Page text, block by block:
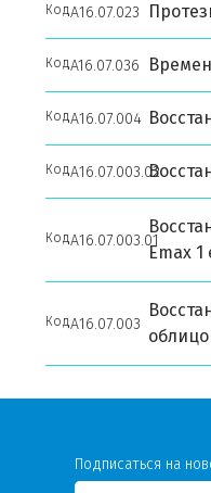
КодА16.07.023
КодA16.07.036
КодА16.07.004
КодА16.07.003.02
КодА16.07.003.01
Еmax 1
КодА16.07.003
Подписаться на